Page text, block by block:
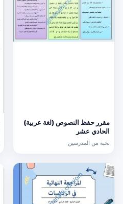
مقرر حفظ النصوص (لغة عربية)
الحادي عشر
نخبة من المدرسين